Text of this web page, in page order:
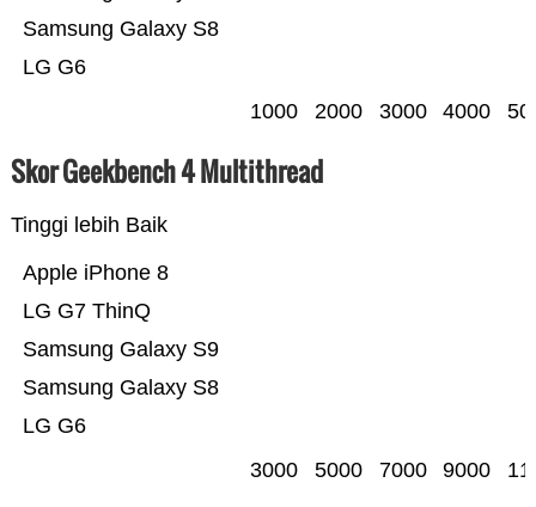
LG G6
Samsung Galaxy S8
1000 2000 3000 4000
Skor Geekbench 4 Multithread
Tinggi lebih Baik
LG G6
Samsung Galaxy S8
Samsung Galaxy S9
LG G7 ThinQ
Apple iPhone 8
3000 5000 7000 9000